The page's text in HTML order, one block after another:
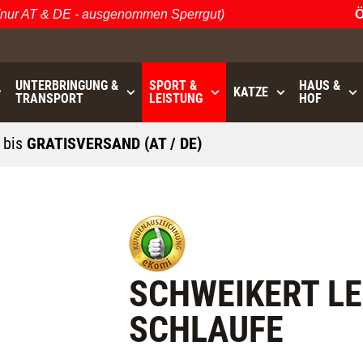
& DE - ausgenommen Sperrgut)
UNTERBRINGUNG &
TRANSPORT
SPORT &
LEISTUNG
KATZE
HAUS &
HOF
bisGRATISVERSAND (AT / DE)
SCHWEIKERT
SCHLAUFE